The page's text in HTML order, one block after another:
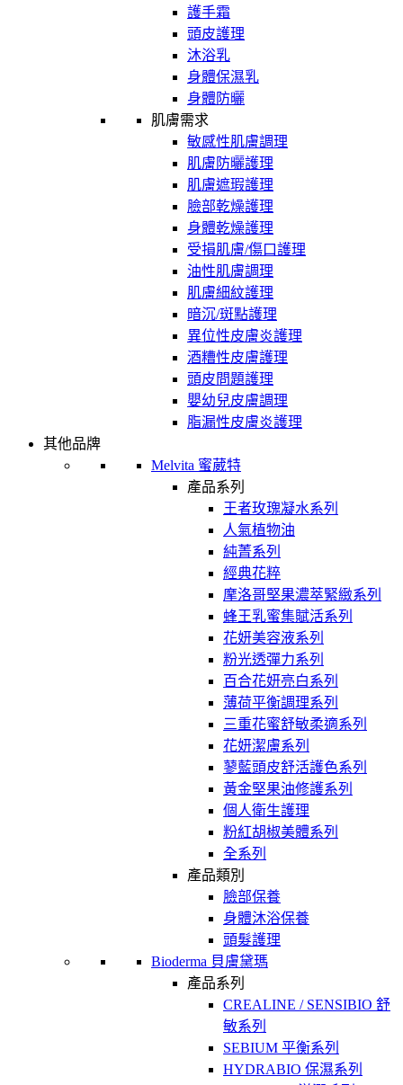
護手霜
頭皮護理
沐浴乳
身體保濕乳
身體防曬
肌膚需求
敏感性肌膚調理
肌膚防曬護理
肌膚遮瑕護理
臉部乾燥護理
身體乾燥護理
受損肌膚/傷口護理
油性肌膚調理
肌膚細紋護理
暗沉/斑點護理
異位性皮膚炎護理
酒糟性皮膚護理
頭皮問題護理
嬰幼兒皮膚調理
脂漏性皮膚炎護理
其他品牌
Melvita 蜜葳特
產品系列
王者玫瑰凝水系列
人氣植物油
純菁系列
經典花粹
摩洛哥堅果濃萃緊緻系列
蜂王乳蜜集賦活系列
花妍美容液系列
粉光透彈力系列
百合花妍亮白系列
薄荷平衡調理系列
三重花蜜舒敏柔適系列
花妍潔膚系列
蓼藍頭皮舒活護色系列
黃金堅果油修護系列
個人衛生護理
粉紅胡椒美體系列
全系列
產品類別
臉部保養
身體沐浴保養
頭髮護理
Bioderma 貝膚黛瑪
產品系列
CREALINE / SENSIBIO 舒
敏系列
SEBIUM 平衡系列
HYDRABIO 保濕系列